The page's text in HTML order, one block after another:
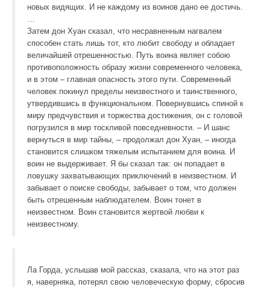
Карлос Кастанеда
Дзен, Дао, Адвайта, Буддизм
Цитаты о йоге
Цитаты о разном
новых видящих. И не каждому из воинов дано ее достичь.
…
Затем дон Хуан сказал, что несравненным нагвалем
способен стать лишь тот, кто любит свободу и обладает
величайшей отрешенностью. Путь воина являет собою
противоположность образу жизни современного человека,
и в этом – главная опасность этого пути. Современный
человек покинул пределы неизвестного и таинственного,
утвердившись в функциональном. Повернувшись спиной к
миру предчувствия и торжества достижения, он с головой
погрузился в мир тоскливой повседневности. – И шанс
вернуться в мир тайны, – продолжал дон Хуан, – иногда
становится слишком тяжелым испытанием для воина. И
воин не выдерживает. Я бы сказал так: он попадает в
ловушку захватывающих приключений в неизвестном. И
забывает о поиске свободы, забывает о том, что должен
быть отрешенным наблюдателем. Воин тонет в
неизвестном. Воин становится жертвой любви к
неизвестному.
Ла Горда, услышав мой рассказ, сказала, что на этот раз
я, наверняка, потерял свою человеческую форму, сбросив